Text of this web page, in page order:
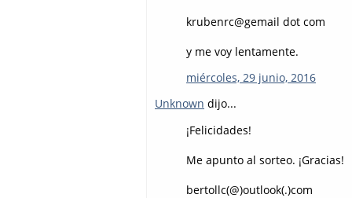
krubenrc@gemail dot com
y me voy lentamente.
miércoles, 29 junio, 2016
Unknown dijo...
¡Felicidades!
Me apunto al sorteo. ¡Gracias!
bertollc(@)outlook(.)com